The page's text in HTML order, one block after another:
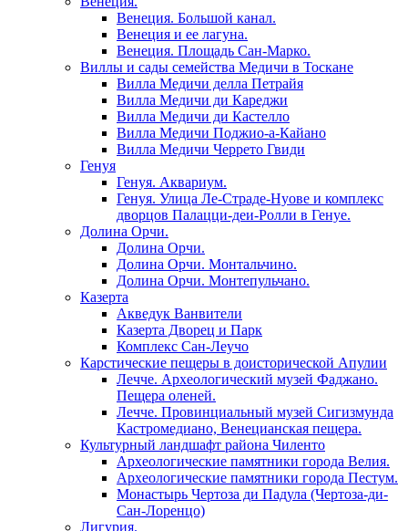
Венеция. Большой канал.
Венеция и ее лагуна.
Венеция. Площадь Сан-Марко.
Виллы и сады семейства Медичи в Тоскане
Вилла Медичи делла Петрайя
Вилла Медичи ди Кареджи
Вилла Медичи ди Кастелло
Вилла Медичи Поджио-а-Кайано
Вилла Медичи Черрето Гвиди
Генуя
Генуя. Аквариум.
Генуя. Улица Ле-Страде-Нуове и комплекс
дворцов Палацци-деи-Ролли в Генуе.
Долина Орчи.
Долина Орчи.
Долина Орчи. Монтальчино.
Долина Орчи. Монтепульчано.
Казерта
Акведук Ванвители
Казерта Дворец и Парк
Комплекс Сан-Леучо
Карстические пещеры в доисторической Апулии
Лечче. Археологический музей Фаджано.
Пещера оленей.
Лечче. Провинциальный музей Сигизмунда
Кастромедиано, Венецианская пещера.
Культурный ландшафт района Чиленто
Археологические памятники города Велия.
Археологические памятники города Пестум.
Монастырь Чертоза ди Падула (Чертоза-ди-
Сан-Лоренцо)
Лигурия.